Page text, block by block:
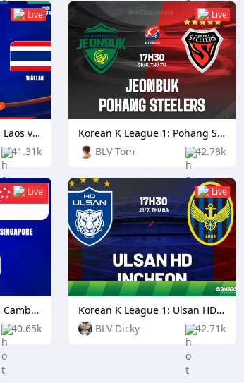
Live
41.31k
ASEAN Championship: Laos vs Thailand
Live
BLV Tom 42.78k
Korean K League 1: Pohang Steelers vs Daejeon Citizen
Live
40.65k
ASEAN Championship: Cambodia vs Singapore
Live
BLV Dicky 42.71k
Korean K League 1: Ulsan HD FC vs Incheon United